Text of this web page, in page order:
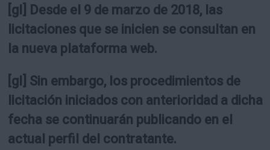
UTILIDADES
[gl] Desde el 9 de marzo de 2018, las
licitaciones que se inicien se consultan en
la nueva plataforma web.
[gl] Sin embargo, los procedimientos de
licitación iniciados con anterioridad a dicha
fecha se continuarán publicando en el
actual perfil del contratante.